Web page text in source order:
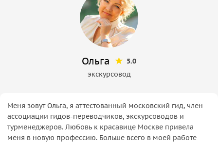
Ольга
5.0
экскурсовод
Меня зовут Ольга, я аттестованный московский гид, член
ассоциации гидов-переводчиков, экскурсоводов и
турменеджеров. Любовь к красавице Москве привела
меня в новую профессию. Больше всего в моей работе